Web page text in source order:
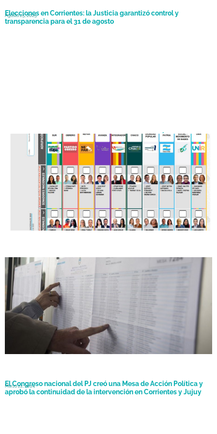
Elecciones en Corrientes: la Justicia garantizó control y
transparencia para el 31 de agosto
Agosto 25, 2025
Chaco oficializó el modelo definitivo de la Boleta Única de Papel
para las elecciones generales de octubre
Agosto 23, 2025
Corrientes habilitó el padrón provisorio para las elecciones a
gobernador del 31 de agosto
Junio 6, 2025
El Congreso nacional del PJ creó una Mesa de Acción Política y
aprobó la continuidad de la intervención en Corrientes y Jujuy
Marzo 22, 2024